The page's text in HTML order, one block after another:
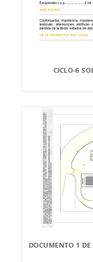
CICLO-6
DOCUMENTO 1